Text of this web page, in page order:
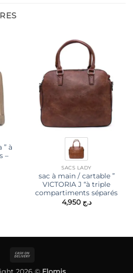
” à
–
SACS LADY
sac à main / cartable ”
VICTORIA J “à triple
compartiments séparés
د.ج 4,950